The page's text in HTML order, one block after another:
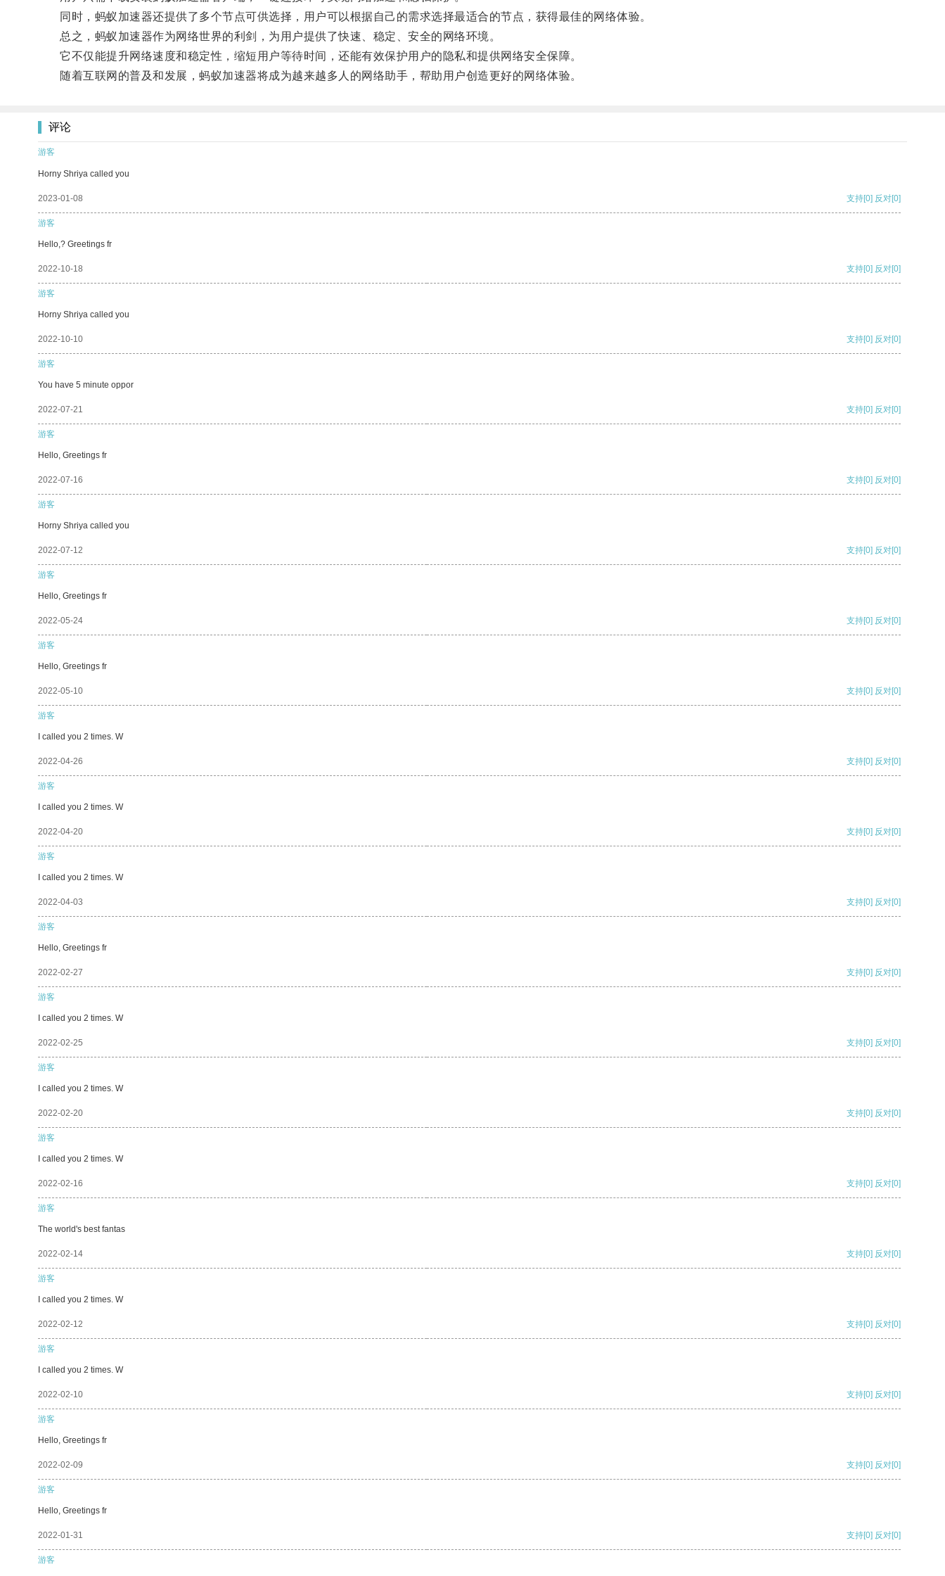
同时，蚂蚁加速器还提供了多个节点可供选择，用户可以根据自己的需求选择最适合的节点，获得最佳的网络体验。
总之，蚂蚁加速器作为网络世界的利剑，为用户提供了快速、稳定、安全的网络环境。
它不仅能提升网络速度和稳定性，缩短用户等待时间，还能有效保护用户的隐私和提供网络安全保障。
随着互联网的普及和发展，蚂蚁加速器将成为越来越多人的网络助手，帮助用户创造更好的网络体验。
评论
游客
Horny Shriya called you
2023-01-08 支持[0] 反对[0]
游客
Hello,? Greetings fr
2022-10-18 支持[0] 反对[0]
游客
Horny Shriya called you
2022-10-10 支持[0] 反对[0]
游客
You have 5 minute oppor
2022-07-21 支持[0] 反对[0]
游客
Hello, Greetings fr
2022-07-16 支持[0] 反对[0]
游客
Horny Shriya called you
2022-07-12 支持[0] 反对[0]
游客
Hello, Greetings fr
2022-05-24 支持[0] 反对[0]
游客
Hello, Greetings fr
2022-05-10 支持[0] 反对[0]
游客
I called you 2 times. W
2022-04-26 支持[0] 反对[0]
游客
I called you 2 times. W
2022-04-20 支持[0] 反对[0]
游客
I called you 2 times. W
2022-04-03 支持[0] 反对[0]
游客
Hello, Greetings fr
2022-02-27 支持[0] 反对[0]
游客
I called you 2 times. W
2022-02-25 支持[0] 反对[0]
游客
I called you 2 times. W
2022-02-20 支持[0] 反对[0]
游客
I called you 2 times. W
2022-02-16 支持[0] 反对[0]
游客
The world's best fantas
2022-02-14 支持[0] 反对[0]
游客
I called you 2 times. W
2022-02-12 支持[0] 反对[0]
游客
I called you 2 times. W
2022-02-10 支持[0] 反对[0]
游客
Hello, Greetings fr
2022-02-09 支持[0] 反对[0]
游客
Hello, Greetings fr
2022-01-31 支持[0] 反对[0]
游客